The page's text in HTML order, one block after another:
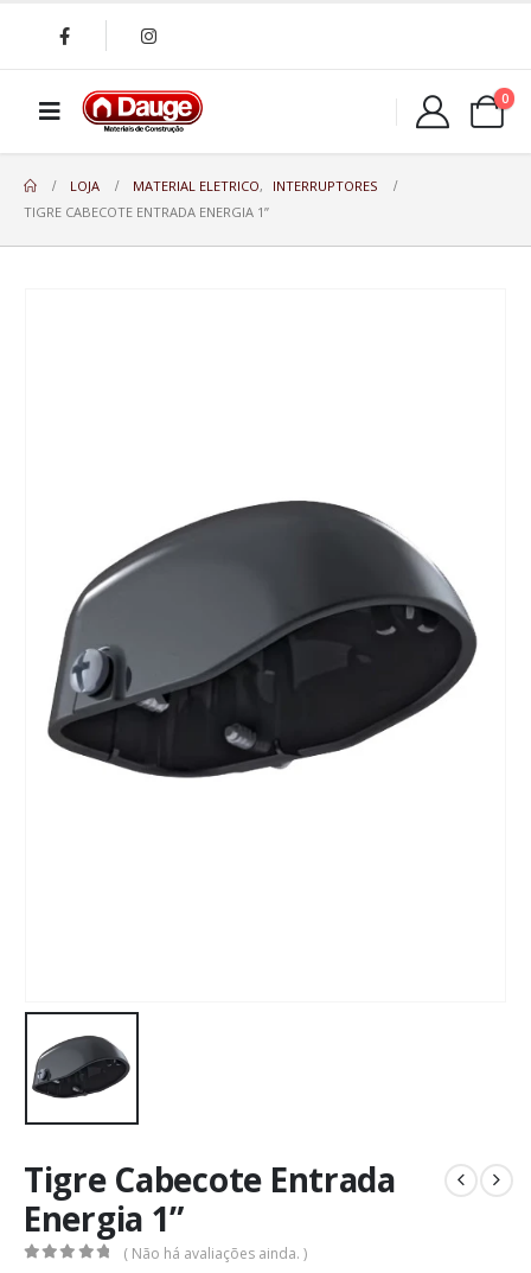
0
LOJA MATERIAL ELETRICO,
INTERRUPTORES
TIGRE CABECOTE ENTRADA ENERGIA 1”
Tigre Cabecote Entrada
Energia 1”
( Não há avaliações ainda. )